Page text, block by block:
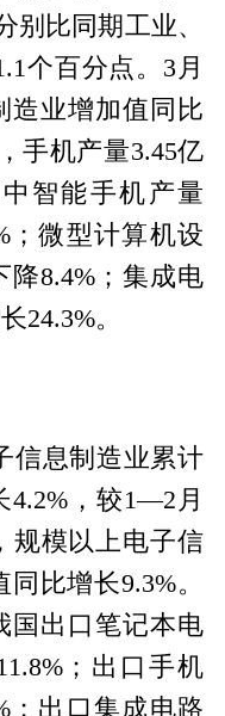
别比同期工业、
个百分点。3月
造业增加值同比
手机产量3.45亿
智能手机产量
；微型计算机设
降8.4%；集成电
24.3%。
信息制造业累计
4.2%，较1—2月
规模以上电子信
比增长9.3%。
国出口笔记本电
；出口手机
；出口集成电路